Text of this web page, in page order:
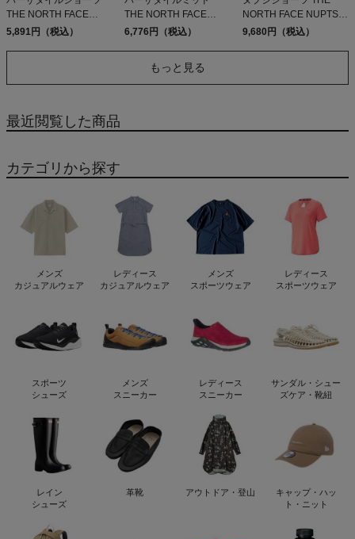
THE NORTH FACE
Versatile Short
5,891円（税込）
THE NORTH FACE
Versatile Mid
6,776円（税込）
NORTH FACE NUPTSE
SHORT ED FF K
9,680円（税込）
もっと見る
最近閲覧した商品
カテゴリから探す
メンズ
カジュアルウェア
レディース
カジュアルウェア
メンズ
スポーツウェア
レディース
スポーツウェア
スポーツ
シューズ
メンズ
スニーカー
レディース
スニーカー
サンダル・シュー
ズケア・靴紐
レイン
シューズ
革靴 アウトドア・登山
キャップ・ハッ
ト・ニット